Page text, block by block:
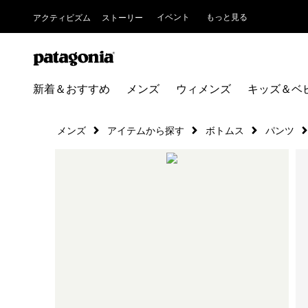
アクティビズム ストーリー イベント もっと見る
新着＆おすすめ メンズ ウィメンズ キッズ＆ベ
メンズ アイテムから探す ボトムス パンツ